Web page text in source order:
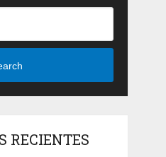
RECIENTES